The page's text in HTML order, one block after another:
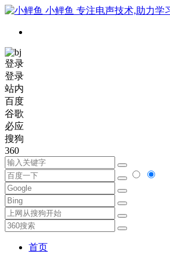
小鲤鱼 专注电声技术,助力学
登录
登录
站内
百度
谷歌
必应
搜狗
360
首页